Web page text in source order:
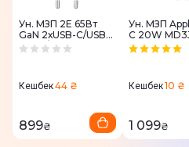
Ні
Особливості
Конструкція
Ун. МЗП 2E 65Вт
GaN 2хUSB-C/USB-
A, PD/QC, білий
Кешбек44 ₴
899₴
Ун. МЗП
C 20W
Кешбек10 ₴
1 099₴